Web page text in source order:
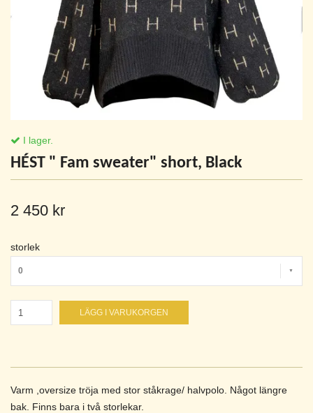
I lager.
HÉST " Fam sweater" short, Black
2 450 kr
storlek
0
LÄGG I VARUKORGEN
Varm ,oversize tröja med stor ståkrage/ halvpolo. Något längre
bak. Finns bara i två storlekar.